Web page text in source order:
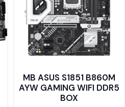
MB ASUS S1851 B860M
AYW GAMING WIFI DDR5
BOX